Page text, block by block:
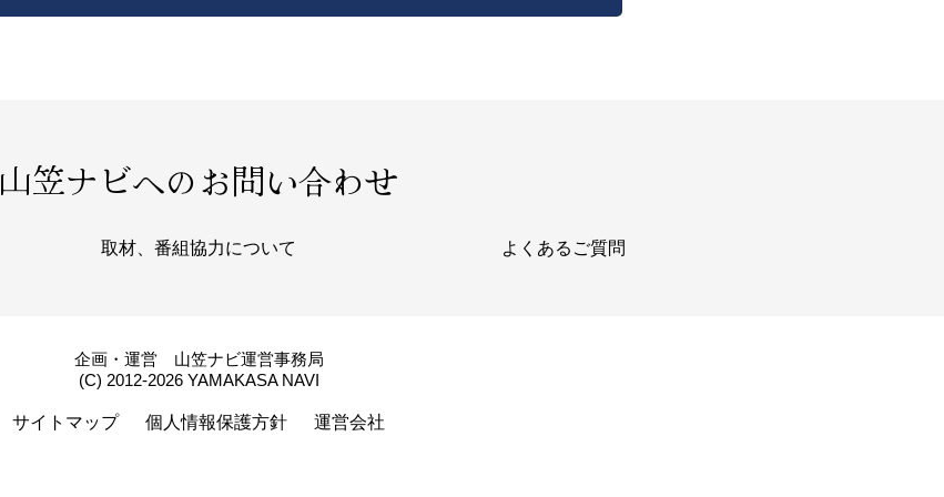
山笠ナビへのお問い合わせ
取材、番組協力について よくあるご質問
企画・運営 山笠ナビ運営事務局
(C) 2012-2026 YAMAKASA NAVI
サイトマップ 個人情報保護方針 運営会社